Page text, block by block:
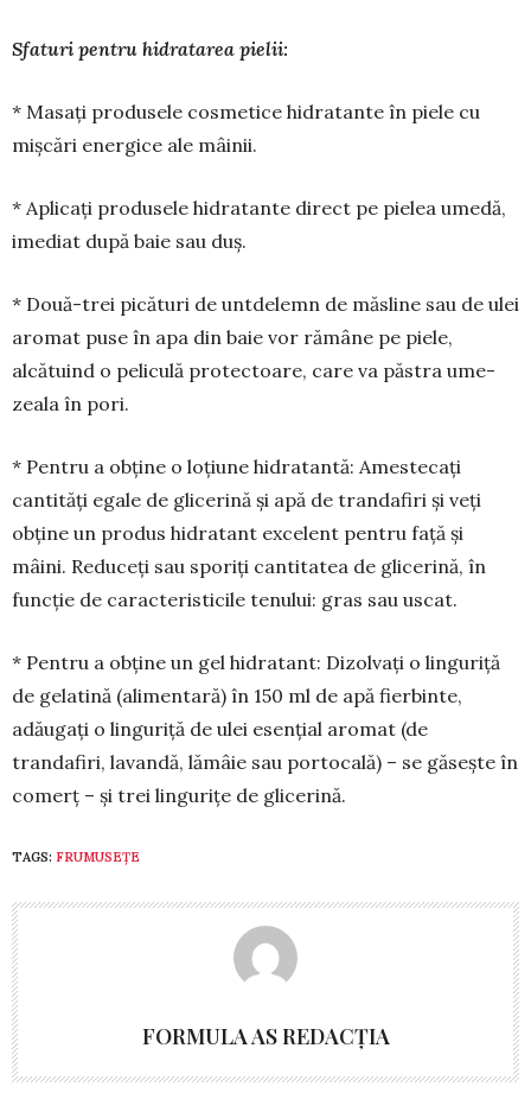
Sfaturi pentru hidratarea pielii:
* Masați produsele cosmetice hidra­tan­te în piele cu
mișcări energice ale mâinii.
* Aplicați produsele hidratante di­rect pe pielea umedă,
imediat după baie sau duș.
* Două-trei picături de untdelemn de măsline sau de ulei
aromat puse în apa din baie vor rămâne pe piele,
alcătuind o peli­culă protectoare, care va păstra ume­
zeala în pori.
* Pentru a obține o loțiune hi­dra­tantă: Amestecați
cantități egale de glicerină și apă de trandafiri și veți
obține un produs hidra­tant excelent pentru față și
mâini. Reduceți sau sporiți cantitatea de glicerină, în
funcție de ca­racteristicile tenului: gras sau uscat.
* Pentru a obține un gel hidra­tant: Dizolvați o linguriță
de ge­la­tină (alimentară) în 150 ml de apă fierbinte,
adăugați o lin­guriță de ulei esențial a­ro­­mat (de
trandafiri, la­van­dă, lămâie sau por­to­cală) – se găsește în
co­merț – și trei lin­gurițe de glicerină.
TAGS: FRUMUSEȚE
FORMULA AS REDACȚIA